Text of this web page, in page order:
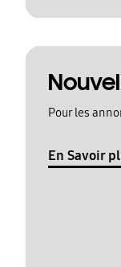
Pour les
En Savoir